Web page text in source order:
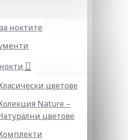
ноктите
цветове
Nature –
цветове